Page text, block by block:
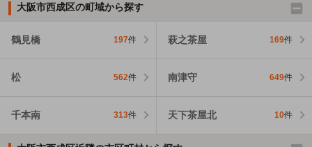
大阪市西成区の町域から探す
鶴見橋 197件 萩之茶屋 169件
松 562件 南津守 649件
千本南 313件 天下茶屋北 10件